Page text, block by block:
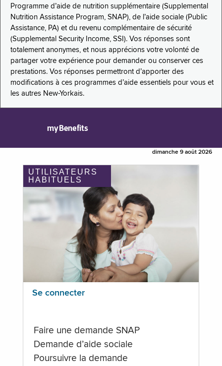
Programme d’aide de nutrition supplémentaire (Supplemental
Nutrition Assistance Program, SNAP), de l’aide sociale (Public
Assistance, PA) et du revenu complémentaire de sécurité
(Supplemental Security Income, SSI). Vos réponses sont
totalement anonymes, et nous apprécions votre volonté de
partager votre expérience pour demander ou conserver ces
prestations. Vos réponses permettront d’apporter des
modifications à ces programmes d’aide essentiels pour vous et
les autres New-Yorkais.
myBenefits
dimanche 9 août 2026
UTILISATEURS
HABITUELS
Se connecter
Faire une demande SNAP
Demande d’aide sociale
Poursuivre la demande